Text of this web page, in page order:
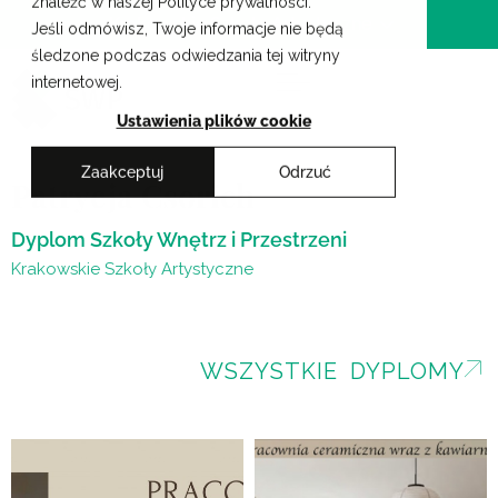
Jeśli odmówisz, Twoje informacje nie będą
śledzone podczas odwiedzania tej witryny
internetowej.
Ustawienia plików cookie
Zaakceptuj Odrzuć
Przejdź
treści
Krakowskie Szkoły Artystyczne
Patrycja Csorich
Dyplom Szkoły Wnętrz i Przestrzeni
Krakowskie Szkoły Artystyczne
WSZYSTKIE DYPLOMY